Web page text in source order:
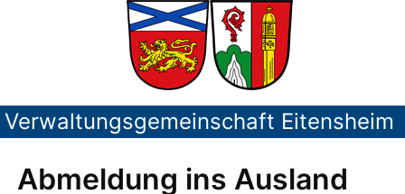
Verwaltungsgemeinschaft Eitensheim